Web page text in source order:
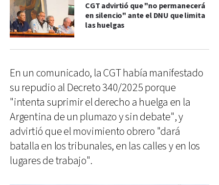
CGT advirtió que "no permanecerá
en silencio" ante el DNU que limita
las huelgas
En un comunicado, la CGT había manifestado
su repudio al Decreto 340/2025 porque
"intenta suprimir el derecho a huelga en la
Argentina de un plumazo y sin debate", y
advirtió que el movimiento obrero "dará
batalla en los tribunales, en las calles y en los
lugares de trabajo".